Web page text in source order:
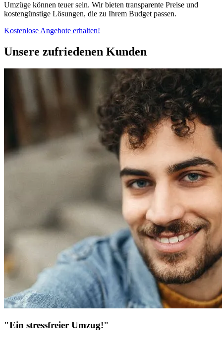
Umzüge können teuer sein. Wir bieten transparente Preise und
kostengünstige Lösungen, die zu Ihrem Budget passen.
Kostenlose Angebote erhalten!
Unsere zufriedenen Kunden
"Ein stressfreier Umzug!"